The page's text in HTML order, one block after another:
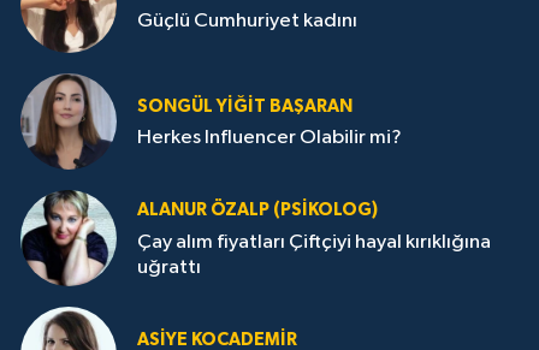
Güçlü Cumhuriyet kadını
SONGÜL YIĞIT BAŞARAN
Herkes Influencer Olabilir mi?
ALANUR ÖZALP (PSIKOLOG)
Çay alım fiyatları Çiftçiyi hayal kırıklığına
uğrattı
ASIYE KOCADEMİR